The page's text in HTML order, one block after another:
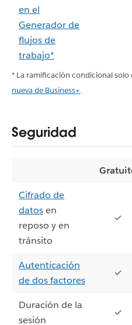
en el
Generador de
flujos de
trabajo*
* La ramificación condicional solo
nueva de Business+.
Seguridad
Cifrado de
datosen
reposo y en
tránsito
✓
Autenticación
de dos factores
✓
Duración de la
sesión
✓